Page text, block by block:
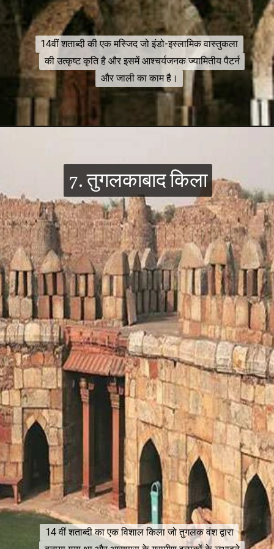
14वीं शताब्दी की एक मस्जिद जो इंडो-इस्लामिक वास्तुकला
की उत्कृष्ट कृति है और इसमें आश्चर्यजनक ज्यामितीय पैटर्न
और जाली का काम है।
14वीं शताब्दी की एक मस्जिद जो इंडो-इस्लामिक वास्तुकला
की उत्कृष्ट कृति है और इसमें आश्चर्यजनक ज्यामितीय पैटर्न
और जाली का काम है।
7. तुगलकाबाद किला
7. तुगलकाबाद किला
14 वीं शताब्दी का एक विशाल किला जो तुगलक वंश द्वारा
14 वीं शताब्दी का एक विशाल किला जो तुगलक वंश द्वारा